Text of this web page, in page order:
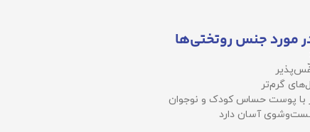
مورد جنس روتختی‌ها
گرم‌تر
با پوست حساس کودک و نوجوان
آسان دارد